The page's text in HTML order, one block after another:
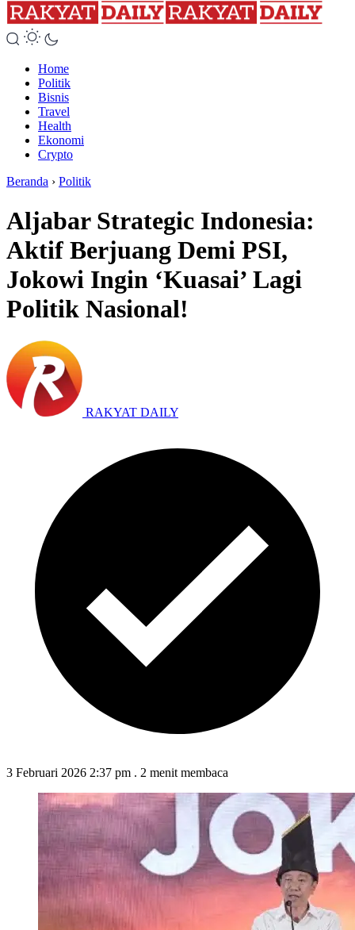
Home
Politik
Bisnis
Travel
Health
Ekonomi
Crypto
Beranda › Politik
Aljabar Strategic Indonesia:
Aktif Berjuang Demi PSI,
Jokowi Ingin ‘Kuasai’ Lagi
Politik Nasional!
RAKYAT DAILY
3 Februari 2026 2:37 pm . 2 menit membaca